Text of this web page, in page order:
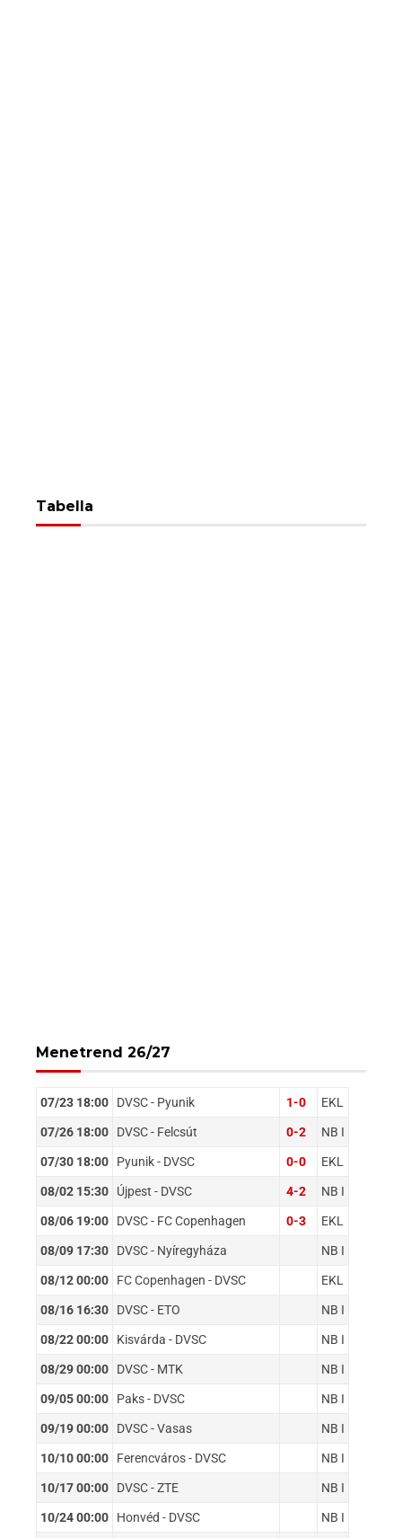
Tabella
Menetrend 26/27
07/23 18:00 DVSC - Pyunik 1-0 EKL
07/26 18:00 DVSC - Felcsút 0-2 NB I
07/30 18:00 Pyunik - DVSC 0-0 EKL
08/02 15:30 Újpest - DVSC 4-2 NB I
08/06 19:00 DVSC - FC Copenhagen 0-3 EKL
08/09 17:30 DVSC - Nyíregyháza NB I
08/12 00:00 FC Copenhagen - DVSC EKL
08/16 16:30 DVSC - ETO NB I
08/22 00:00 Kisvárda - DVSC NB I
08/29 00:00 DVSC - MTK NB I
09/05 00:00 Paks - DVSC NB I
09/19 00:00 DVSC - Vasas NB I
10/10 00:00 Ferencváros - DVSC NB I
10/17 00:00 DVSC - ZTE NB I
10/24 00:00 Honvéd - DVSC NB I